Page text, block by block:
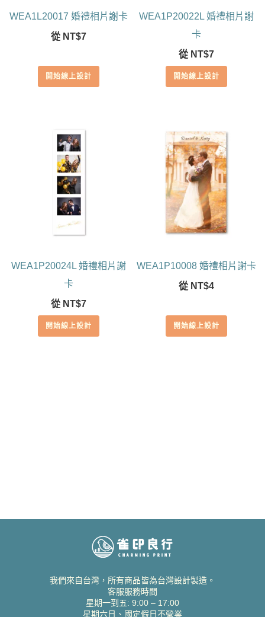
WEA1L20017 婚禮相片謝卡
從 NT$7
開始線上設計
WEA1P20022L 婚禮相片謝
卡
從 NT$7
開始線上設計
WEA1P20024L 婚禮相片謝
卡
從 NT$7
開始線上設計
WEA1P10008 婚禮相片謝卡
從 NT$4
開始線上設計
我們來自台灣，所有商品皆為台灣設計製造。
客服服務時間
星期一到五: 9:00 – 17:00
星期六日、國定假日不營業